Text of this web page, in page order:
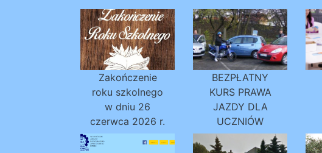
Zakończenie
roku szkolnego
w dniu 26
czerwca 2026 r.
BEZPŁATNY
KURS PRAWA
JAZDY DLA
UCZNIÓW
SZKÓŁ
DZIENNYCH